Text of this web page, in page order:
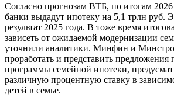
Согласно прогнозам ВТБ, по итогам 2026
банки выдадут ипотеку на 5,1 трлн руб.
результат 2025 года. В тоже время
зависеть от ожидаемой модернизации
уточнили аналитики. Минфин и
проработать и представить предложения
программы семейной ипотеки,
различную процентную ставку в
детей в семье.